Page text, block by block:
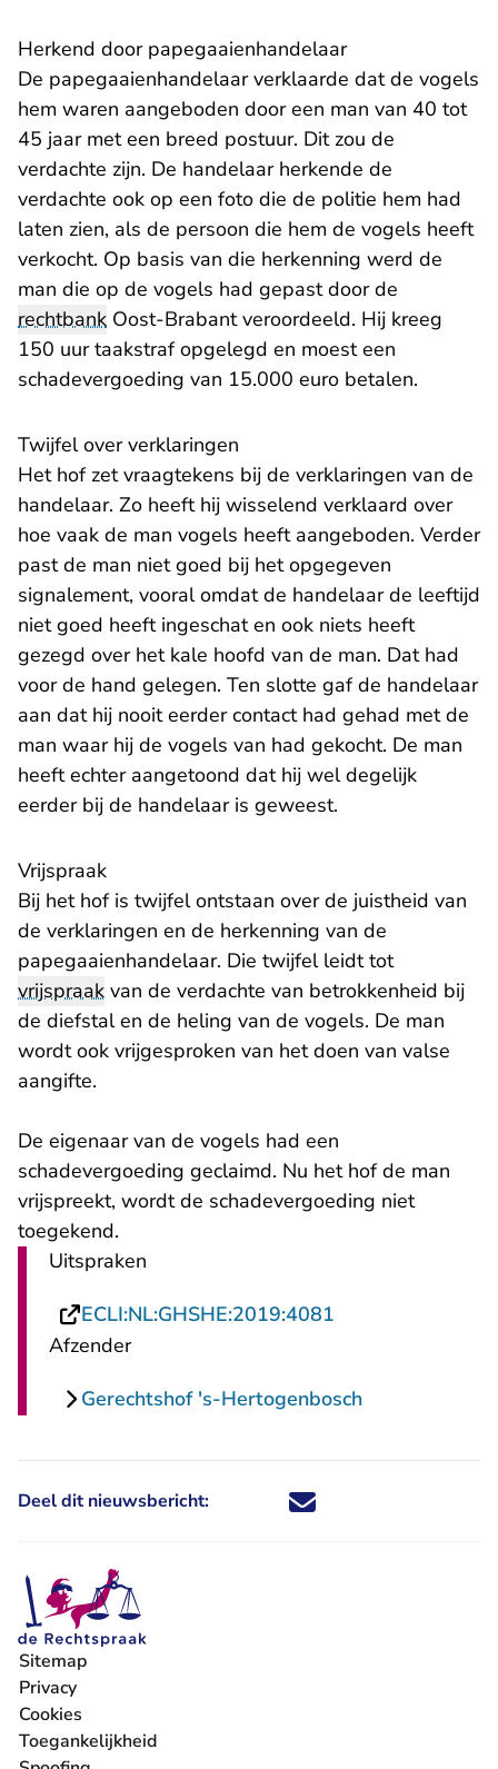
Herkend door papegaaienhandelaar
De papegaaienhandelaar verklaarde dat de vogels
hem waren aangeboden door een man van 40 tot
45 jaar met een breed postuur. Dit zou de
verdachte zijn. De handelaar herkende de
verdachte ook op een foto die de politie hem had
laten zien, als de persoon die hem de vogels heeft
verkocht. Op basis van die herkenning werd de
man die op de vogels had gepast door de
rechtbank Oost-Brabant veroordeeld. Hij kreeg
150 uur taakstraf opgelegd en moest een
schadevergoeding van 15.000 euro betalen.
Twijfel over verklaringen
Het hof zet vraagtekens bij de verklaringen van de
handelaar. Zo heeft hij wisselend verklaard over
hoe vaak de man vogels heeft aangeboden. Verder
past de man niet goed bij het opgegeven
signalement, vooral omdat de handelaar de leeftijd
niet goed heeft ingeschat en ook niets heeft
gezegd over het kale hoofd van de man. Dat had
voor de hand gelegen. Ten slotte gaf de handelaar
aan dat hij nooit eerder contact had gehad met de
man waar hij de vogels van had gekocht. De man
heeft echter aangetoond dat hij wel degelijk
eerder bij de handelaar is geweest.
Vrijspraak
Bij het hof is twijfel ontstaan over de juistheid van
de verklaringen en de herkenning van de
papegaaienhandelaar. Die twijfel leidt tot
vrijspraak van de verdachte van betrokkenheid bij
de diefstal en de heling van de vogels. De man
wordt ook vrijgesproken van het doen van valse
aangifte.
De eigenaar van de vogels had een
schadevergoeding geclaimd. Nu het hof de man
vrijspreekt, wordt de schadevergoeding niet
toegekend.
Uitspraken
ECLI:NL:GHSHE:2019:4081
Afzender
Gerechtshof 's-Hertogenbosch
Deel dit nieuwsbericht: Deel dit nieuwsbericht via X -
Deel dit nieuwsbericht via
Deel dit nieuwsbericht
Deel dit
Sitemap
Privacy
Cookies
Toegankelijkheid